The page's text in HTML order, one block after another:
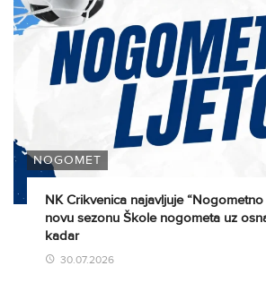
NOGOMET
NK Crikvenica najavljuje
novu sezonu Škole nogometa uz
kadar
30.07.2026